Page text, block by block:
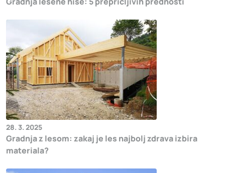
28. 3. 2025
Gradnja z lesom: zakaj je les najbolj zdrava izbira
materiala?